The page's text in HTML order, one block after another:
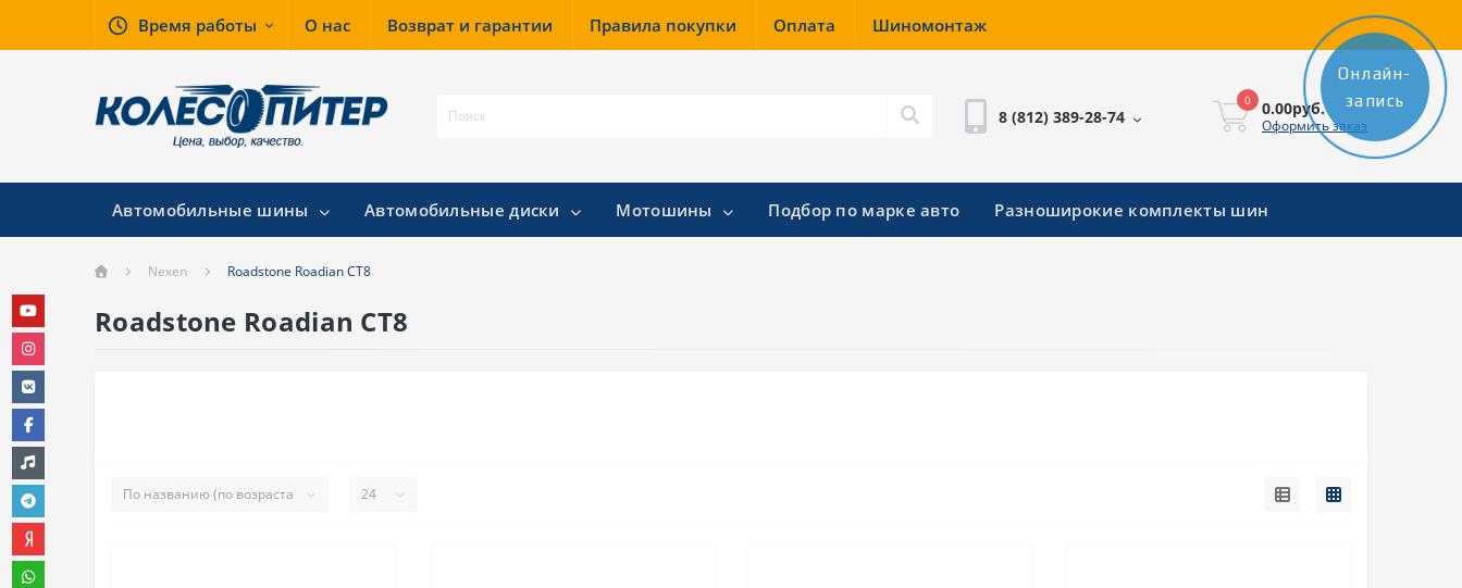
Время работы О нас Возврат и гарантии Правила покупки Оплата Шиномонтаж
8 (812) 389-28-74
0 0.00руб.
Оформить заказ
Автомобильные шины Автомобильные диски Мотошины Подбор по марке авто Разноширокие комплекты шин
Nexen Roadstone Roadian CT8
Roadstone Roadian CT8
Онлайн-
запись